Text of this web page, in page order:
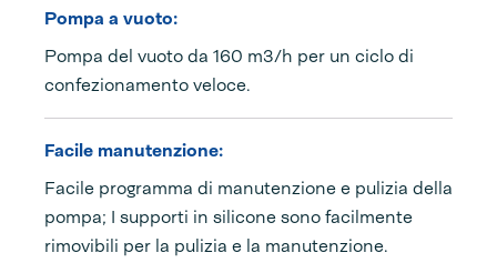
Pompa a vuoto:
Pompa del vuoto da 160 m3/h per un ciclo di
confezionamento veloce.
Facile manutenzione:
Facile programma di manutenzione e pulizia della
pompa; I supporti in silicone sono facilmente
rimovibili per la pulizia e la manutenzione.